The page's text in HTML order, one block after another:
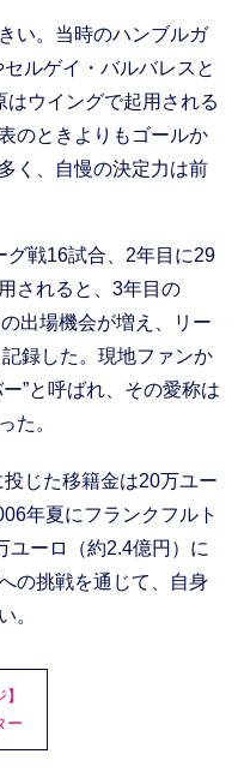
い。当時のハンブルガ
ルゲイ・バルバレスと
ウイングで起用される
のときよりもゴールか
く、自慢の決定力は前
戦16試合、2年目に29
されると、3年目の
出場機会が増え、リー
録した。現地ファンか
”と呼ばれ、その愛称は
た。
じた移籍金は20万ユー
年夏にフランクフルト
ユーロ（約2.4億円）に
の挑戦を通じて、自身
。
ー